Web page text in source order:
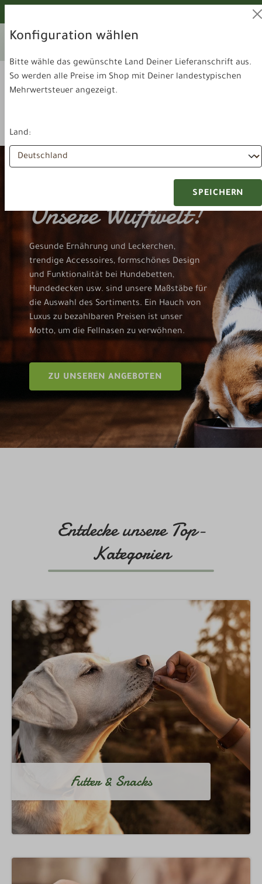
Ihr aktuelles Lieferland:
Unsere Wuffwelt!
Gesunde Ernährung und Leckerchen,
trendige Accessoires, formschönes Design
und Funktionalität bei Hundebetten,
Hundedecken usw. sind unsere Maßstäbe für
die Auswahl des Sortiments. Ein Hauch von
Luxus zu bezahlbaren Preisen ist unser
Motto, um die Fellnasen zu verwöhnen.
ZU UNSEREN ANGEBOTEN
Entdecke unsere Top-
Kategorien
Futter & Snacks
Konfiguration wählen
Bitte wähle das gewünschte Land Deiner Lieferanschrift aus.
So werden alle Preise im Shop mit Deiner landestypischen
Mehrwertsteuer angezeigt.
Land:
SPEICHERN